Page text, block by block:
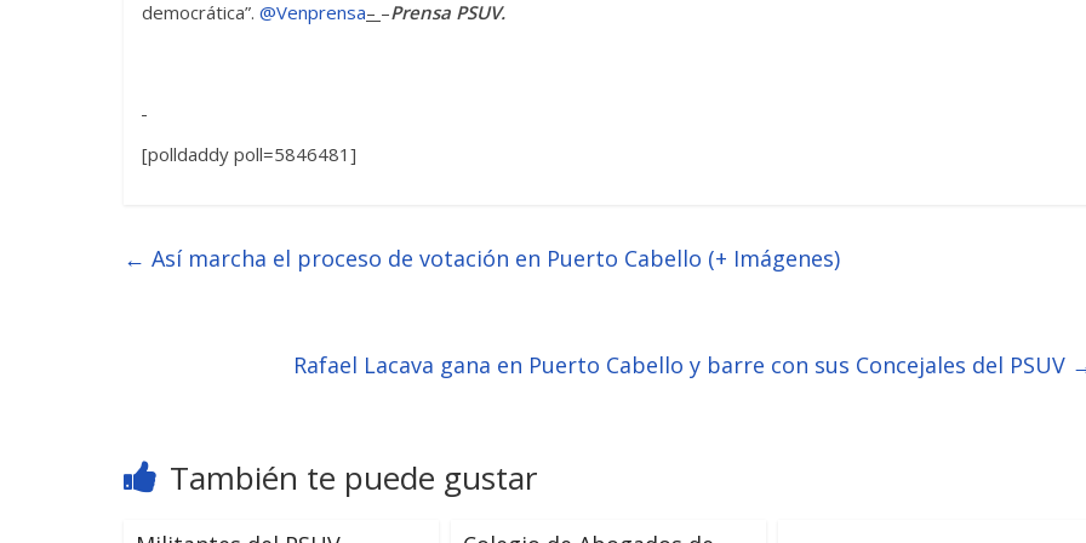
democrática”. @Venprensa– –Prensa PSUV.
[polldaddy poll=5846481]
← Así marcha el proceso de votación en Puerto Cabello (+ Imágenes)
Rafael Lacava gana en Puerto Cabello y barre con sus Concejales del PSUV
También te puede gustar